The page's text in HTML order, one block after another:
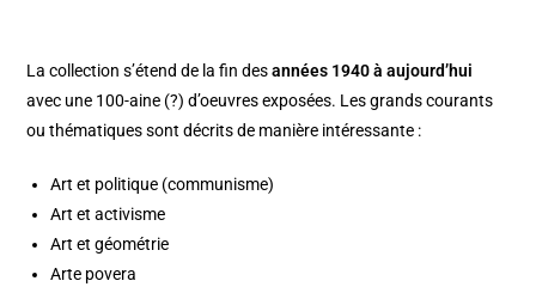
La collection s’étend de la fin desannées 1940 à aujourd’hui
avec une 100-aine (?) d’oeuvres exposées. Les grands courants
ou thématiques sont décrits de manière intéressante :
Art et politique (communisme)
Art et activisme
Art et géométrie
Arte povera